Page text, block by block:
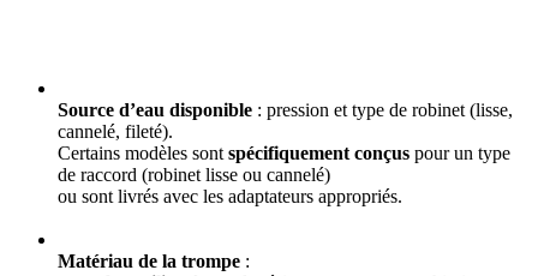
Source d’eau disponible : pression et type de robinet (lisse,
cannelé, fileté).
Certains modèles sont spécifiquement conçus pour un type
de raccord (robinet lisse ou cannelé)
ou sont livrés avec les adaptateurs appropriés.
Matériau de la trompe :